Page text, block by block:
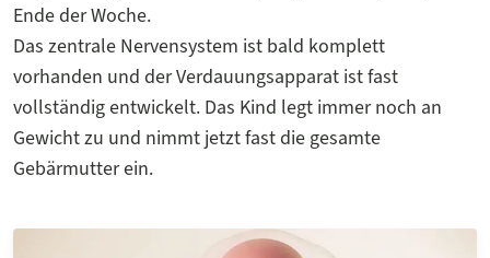
Ende der Woche.
Das zentrale Nervensystem ist bald komplett
vorhanden und der Verdauungsapparat ist fast
vollständig entwickelt. Das Kind legt immer noch an
Gewicht zu und nimmt jetzt fast die gesamte
Gebärmutter ein.